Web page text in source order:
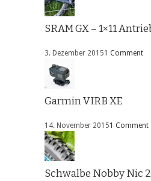
SRAM GX – 1×11
3. Dezember 20151 Comment
Garmin VIRB XE
14. November 20151 Comment
Schwalbe Nobby Nic